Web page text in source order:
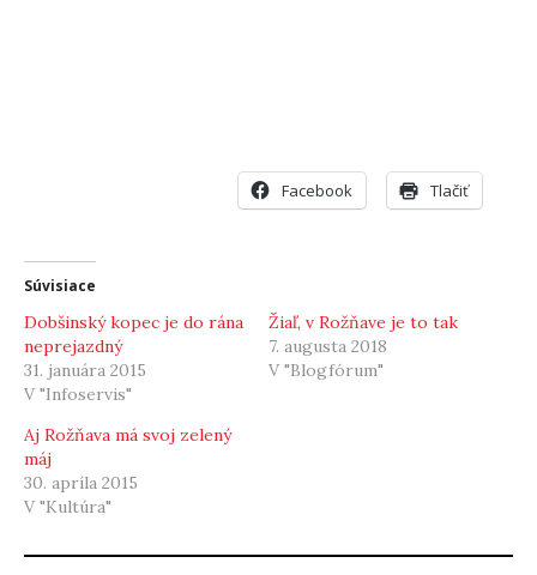
Facebook Tlačiť
Súvisiace
Dobšinský kopec je do rána
neprejazdný
31. januára 2015
V "Infoservis"
Žiaľ, v Rožňave je to tak
7. augusta 2018
V "Blogfórum"
Aj Rožňava má svoj zelený
máj
30. apríla 2015
V "Kultúra"